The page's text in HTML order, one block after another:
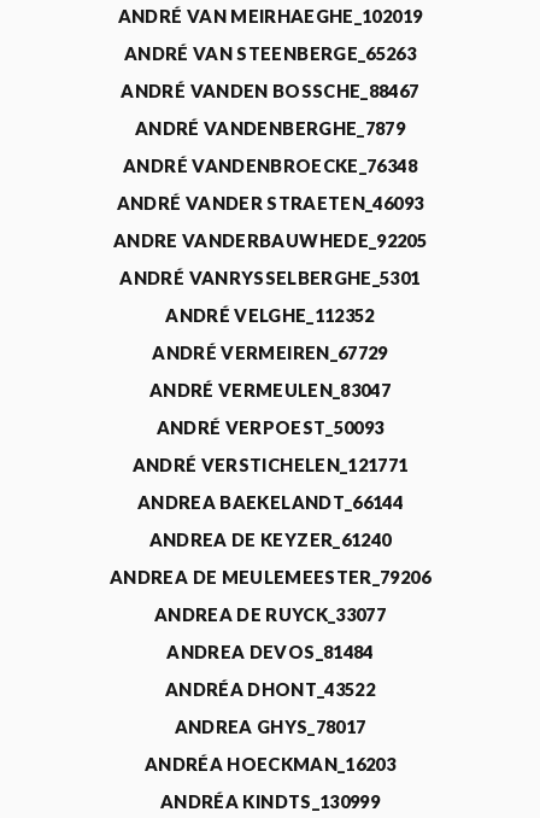
ANDRÉ VAN MEIRHAEGHE_102019
ANDRÉ VAN STEENBERGE_65263
ANDRÉ VANDEN BOSSCHE_88467
ANDRÉ VANDENBERGHE_7879
ANDRÉ VANDENBROECKE_76348
ANDRÉ VANDER STRAETEN_46093
ANDRE VANDERBAUWHEDE_92205
ANDRÉ VANRYSSELBERGHE_5301
ANDRÉ VELGHE_112352
ANDRÉ VERMEIREN_67729
ANDRÉ VERMEULEN_83047
ANDRÉ VERPOEST_50093
ANDRÉ VERSTICHELEN_121771
ANDREA BAEKELANDT_66144
ANDREA DE KEYZER_61240
ANDREA DE MEULEMEESTER_79206
ANDREA DE RUYCK_33077
ANDREA DEVOS_81484
ANDRÉA DHONT_43522
ANDREA GHYS_78017
ANDRÉA HOECKMAN_16203
ANDRÉA KINDTS_130999